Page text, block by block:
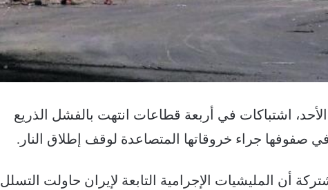
اشتباكات في أربعة قطاعات انتهت بالفشل الذريع
صفوفها جراء خروقاتها المتصاعدة لوقف إطلاق النار.
أن المليشيات الإجرامية التابعة لإيران حاولت التسلل